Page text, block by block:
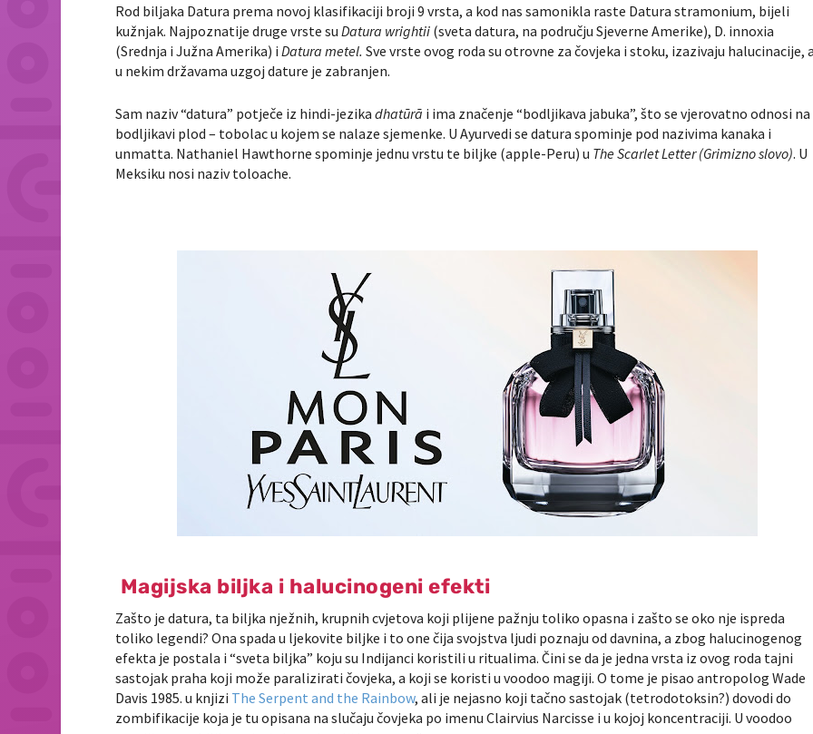
Rod biljaka Datura prema novoj klasifikaciji broji 9 vrsta, a kod nas samonikla raste Datura stramonium, bijeli
kužnjak. Najpoznatije druge vrste suDatura wrightii (sveta datura, na području Sjeverne Amerike), D. innoxia
(Srednja i Južna Amerika) iDatura metel. Sve vrste ovog roda su otrovne za čovjeka i stoku, izazivaju halucinacije,
u nekim državama uzgoj dature je zabranjen.
Sam naziv “datura” potječe iz hindi-jezikadhatūrā i ima značenje “bodljikava jabuka”, što se vjerovatno odnosi na
bodljikavi plod – tobolac u kojem se nalaze sjemenke. U Ayurvedi se datura spominje pod nazivima kanaka i
unmatta. Nathaniel Hawthorne spominje jednu vrstu te biljke (apple-Peru) u The Scarlet Letter (Grimizno slovo). U
Meksiku nosi naziv toloache.
Magijska biljka i halucinogeni efekti
Zašto je datura, ta biljka nježnih, krupnih cvjetova koji plijene pažnju toliko opasna i zašto se oko nje ispreda
toliko legendi? Ona spada u ljekovite biljke i to one čija svojstva ljudi poznaju od davnina, a zbog halucinogenog
efekta je postala i “sveta biljka” koju su Indijanci koristili u ritualima. Čini se da je jedna vrsta iz ovog roda tajni
sastojak praha koji može paralizirati čovjeka, a koji se koristi u voodoo magiji. O tome je pisao antropolog Wade
Davis 1985. u knjizi The Serpent and the Rainbow, ali je nejasno koji tačno sastojak (tetrodotoksin?) dovodi do
zombifikacije koja je tu opisana na slučaju čovjeka po imenuClairvius Narcisse i u kojoj koncentraciji. U voodoo